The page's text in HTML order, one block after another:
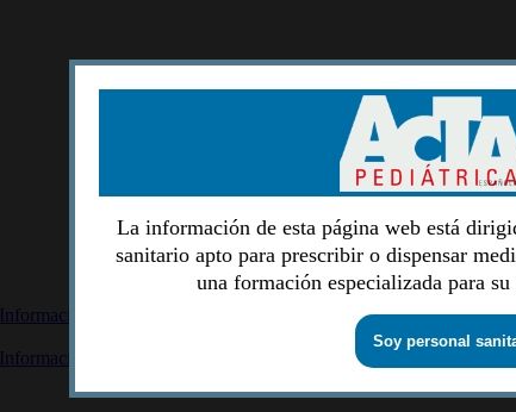
Información lectores
Información autores
La información de esta página web está
sanitario apto para prescribir o dispensar
una formación especializada para
Soy personal